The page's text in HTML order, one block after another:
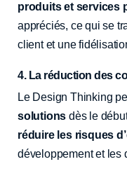
produits et services
appréciés, ce qui se
client et une
4. La réduction des
Le Design Thinking
solutions dès le
réduire les risques
développement et les